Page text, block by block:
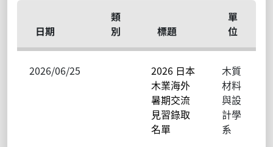
日期
類
別
標題
單
位
2026/06/25
2026 日本
木業海外
暑期交流
見習錄取
名單
木質
材料
與設
計學
系